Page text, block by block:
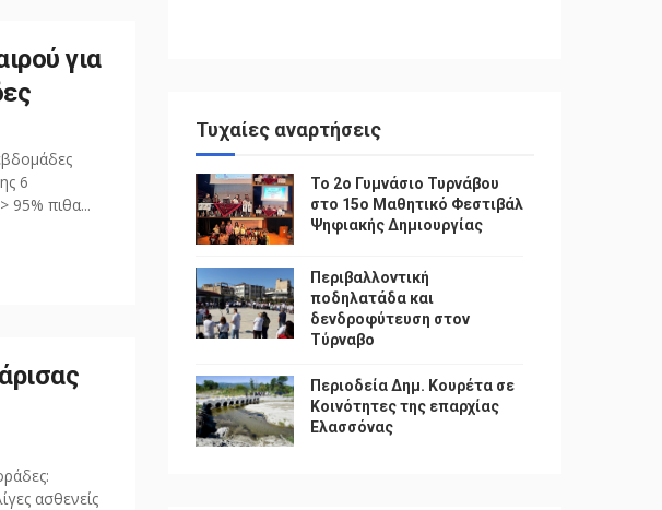
για
6
95% πιθα...
ασθενείς
Τυχαίες αναρτήσεις
To 2ο Γυμνάσιο Τυρνάβου
στο 15ο Μαθητικό Φεστιβάλ
Ψηφιακής Δημιουργίας
Περιβαλλοντική
ποδηλατάδα και
δενδροφύτευση στον
Τύρναβο
Περιοδεία Δημ. Κουρέτα σε
Κοινότητες της επαρχίας
Ελασσόνας